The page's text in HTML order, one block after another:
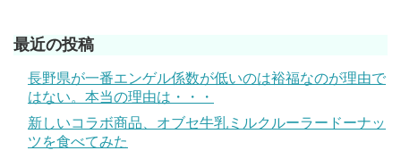
最近の投稿
長野県が一番エンゲル係数が低いのは裕福なのが理由で
はない。本当の理由は・・・
新しいコラボ商品、オブセ牛乳ミルクルーラードーナッ
ツを食べてみた